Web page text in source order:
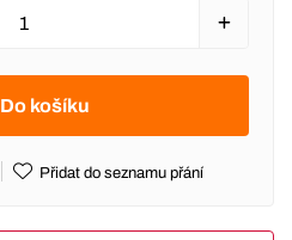
Do košíku
Přidat do seznamu přání